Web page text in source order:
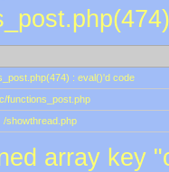
: eval()'d code
functions_post.php
/showthread.php
array key